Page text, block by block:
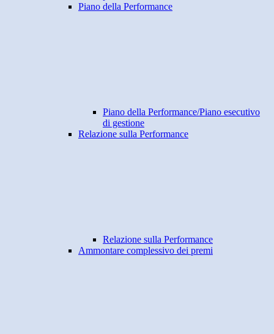
Piano della Performance
Piano della Performance/Piano esecutivo
di gestione
Relazione sulla Performance
Relazione sulla Performance
Ammontare complessivo dei premi